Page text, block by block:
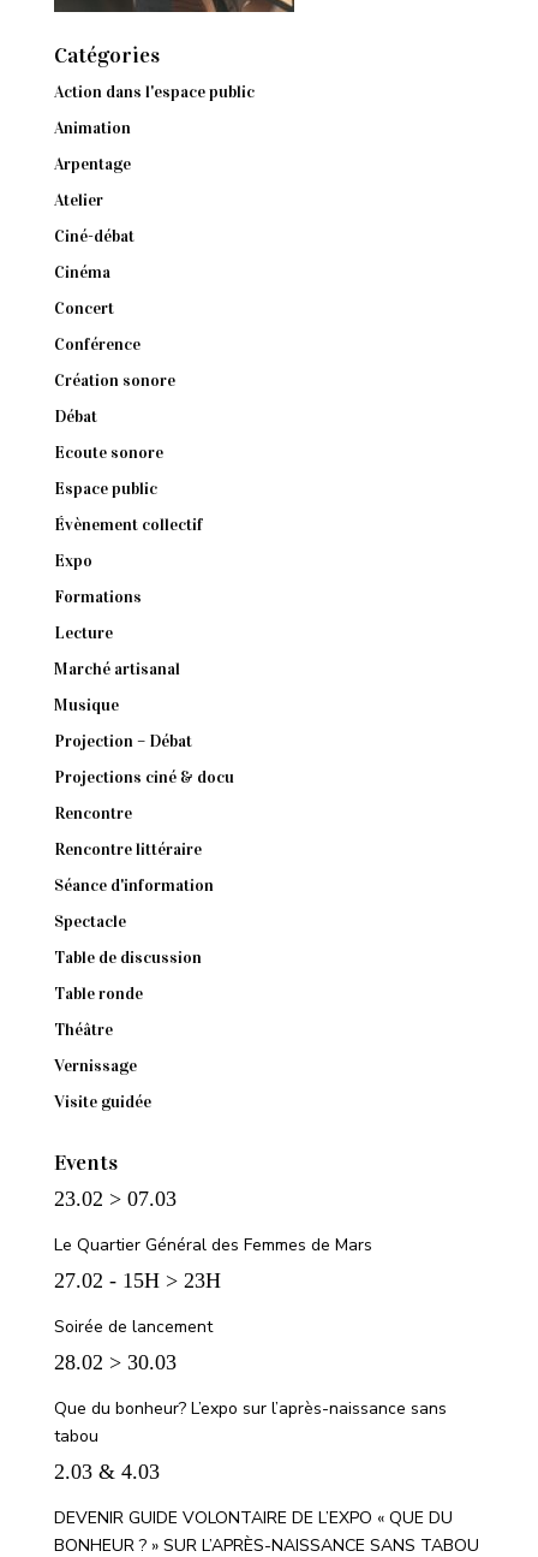
Catégories
Action dans l'espace public
Animation
Arpentage
Atelier
Ciné-débat
Cinéma
Concert
Conférence
Création sonore
Débat
Ecoute sonore
Espace public
Évènement collectif
Expo
Formations
Lecture
Marché artisanal
Musique
Projection – Débat
Projections ciné & docu
Rencontre
Rencontre littéraire
Séance d'information
Spectacle
Table de discussion
Table ronde
Théâtre
Vernissage
Visite guidée
Events
23.02 > 07.03
Le Quartier Général des Femmes de Mars
27.02 - 15H > 23H
Soirée de lancement
28.02 > 30.03
Que du bonheur? L’expo sur l’après-naissance sans
tabou
2.03 & 4.03
DEVENIR GUIDE VOLONTAIRE DE L’EXPO « QUE DU
BONHEUR ? » SUR L’APRÈS-NAISSANCE SANS TABOU